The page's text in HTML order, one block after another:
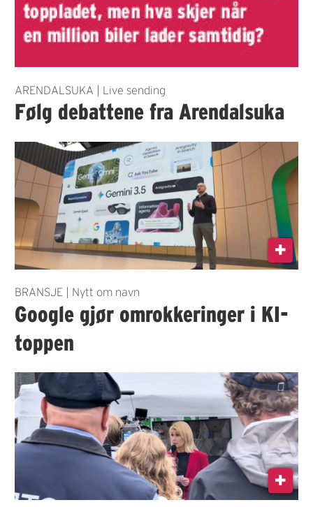
ARENDALSUKA | Live sending
Følg debattene fra Arendalsuka
BRANSJE | Nytt om navn
Google gjør omrokkeringer i KI-
toppen